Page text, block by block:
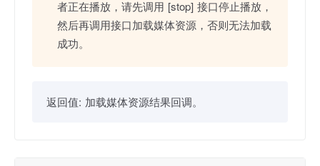
者正在播放，请先调用 [stop] 接口停止播放，
然后再调用接口加载媒体资源，否则无法加载
成功。
返回值: 加载媒体资源结果回调。